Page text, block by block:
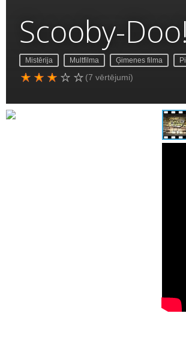
Scooby-
Mistērija Multfilma Ģimenes filma
(7 vērtējumi)